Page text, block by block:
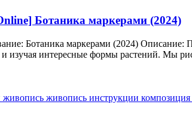
Ботаника маркерами (2024)
Ботаника маркерами (2024) Описание:
изучая интересные формы растений. Мы
живопись живопись инструкции композиция